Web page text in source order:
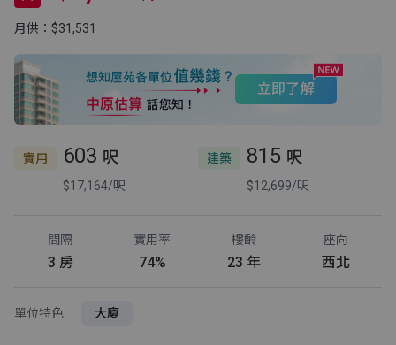
月供：$31,531
立即了解
實用 603 呎
$17,164/呎
建築 815 呎
$12,699/呎
間隔
3 房
實用率
74%
樓齡
23 年
座向
西北
單位特色 大廈